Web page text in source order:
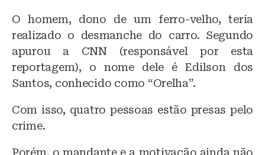
O homem, dono de um ferro-velho, teria
realizado o desmanche do carro. Segundo
apurou a CNN (responsável por esta
reportagem), o nome dele é Edilson dos
Santos, conhecido como “Orelha”.
Com isso, quatro pessoas estão presas pelo
crime.